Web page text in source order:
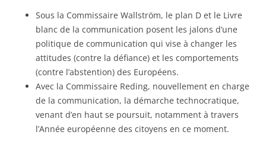
Sous la Commissaire Wallström, le plan D et le Livre
blanc de la communication posent les jalons d’une
politique de communication qui vise à changer les
attitudes (contre la défiance) et les comportements
(contre l’abstention) des Européens.
Avec la Commissaire Reding, nouvellement en charge
de la communication, la démarche technocratique,
venant d’en haut se poursuit, notamment à travers
l’Année européenne des citoyens en ce moment.